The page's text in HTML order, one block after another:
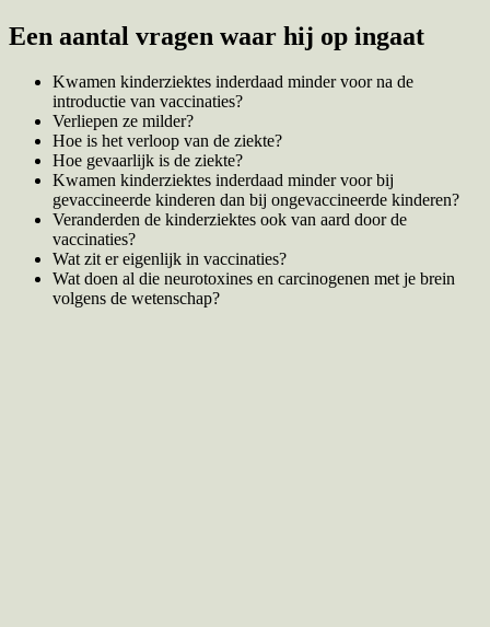
Een aantal vragen waar hij op ingaat
Kwamen kinderziektes inderdaad minder voor na de
introductie van vaccinaties?
Verliepen ze milder?
Hoe is het verloop van de ziekte?
Hoe gevaarlijk is de ziekte?
Kwamen kinderziektes inderdaad minder voor bij
gevaccineerde kinderen dan bij ongevaccineerde kinderen?
Veranderden de kinderziektes ook van aard door de
vaccinaties?
Wat zit er eigenlijk in vaccinaties?
Wat doen al die neurotoxines en carcinogenen met je brein
volgens de wetenschap?